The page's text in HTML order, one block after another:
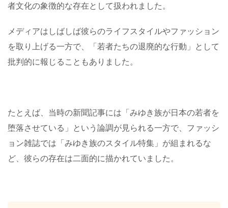
者文化の象徴的な存在として扱われました。
メディアはしばしば彼らのライフスタイルやファッション
を取り上げる一方で、「若者たちの退廃的な行動」として
批判的に報じることもありました。
たとえば、当時の新聞記事には「みゆき族が日本の若者を
堕落させている」という論調が見られる一方で、ファッシ
ョン雑誌では「みゆき族のスタイル特集」が組まれるな
ど、彼らの存在は二面的に描かれていました。